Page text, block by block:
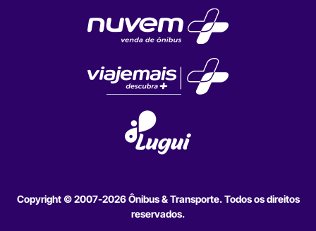
Copyright © 2007-2026 Ônibus & Transporte. Todos os direitos
reservados.